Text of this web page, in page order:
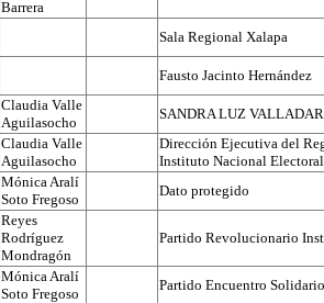
Barrera
Sala Regional Xalapa
Fausto Jacinto Hernández
Claudia Valle
Aguilasocho
SANDRA LUZ
Claudia Valle
Aguilasocho
Dirección Ejecutiva del
Instituto Nacional Electoral
Mónica Aralí
Soto Fregoso
Dato protegido
Reyes
Rodríguez
Mondragón
Partido Revolucionario
Mónica Aralí
Soto Fregoso
Partido Encuentro